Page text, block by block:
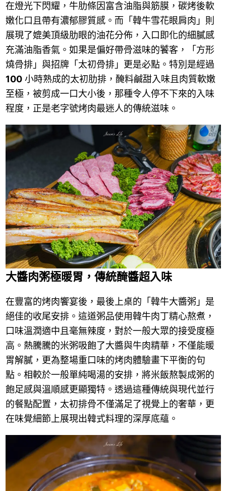
在燈光下閃耀，牛肋條因富含油脂與筋膜，碳烤後軟
嫩化口且帶有濃郁膠質感。而「韓牛雪花眼肩肉」則
展現了媲美頂級肋眼的油花分佈，入口即化的細膩感
充滿油脂香氣。如果是偏好帶骨滋味的饕客，「方形
燒骨排」與招牌「太初骨排」更是必點。特別是經過
100小時熟成的太初肋排，醃料鹹甜入味且肉質軟嫩
至極，被剪成一口大小後，那種令人停不下來的入味
程度，正是老字號烤肉最迷人的傳統滋味。
大醬肉粥極暖胃，傳統醃醬超入味
在豐富的烤肉饗宴後，最後上桌的「韓牛大醬粥」是
絕佳的收尾安排。這道粥品使用韓牛肉丁精心熬煮，
口味溫潤適中且毫無辣度，對於一般大眾的接受度極
高。熱騰騰的米粥吸飽了大醬與牛肉精華，不僅能暖
胃解膩，更為整場重口味的烤肉體驗畫下平衡的句
點。相較於一般單純喝湯的安排，將米飯熬製成粥的
飽足感與溫順感更顯獨特。透過這種傳統與現代並行
的餐點配置，太初排骨不僅滿足了視覺上的奢華，更
在味覺細節上展現出韓式料理的深厚底蘊。